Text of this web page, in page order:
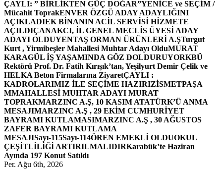
ÇAYLI: ” BİRLİKTEN GÜÇ DOĞAR”YENİCE ve SEÇİM /
Mücahit ToprakENVER ÖZGÜ ADAY ADAYLIĞINI
AÇIKLADIEK BİNANIN ACİL SERVİSİ HİZMETE
AÇILDIÇANAKCI, İL GENEL MECLİS ÜYESİ ADAY
ADAYI OLDUYENTAŞ ORMAN ÜRÜNLERİ A.ŞTurgut
Kurt , Yirmibeşler Mahallesi Muhtar Adayı OlduMURAT
KARAGÜL İŞ YAŞAMINDA GÖZ DOLDURUYORKBÜ
Rektörü Prof. Dr. Fatih Kırışık’tan, Yeşilyurt Demir Çelik ve
HELKA Beton Firmalarına ZiyaretÇAYLI :
KADROLARIMIZ İLE SEÇİME HAZIRIZİSMETPAŞA
MMAHALLESİ MUHTAR ADAYI MURAT
TOPRAKMARZINC A.Ş, 10 KASIM ATATÜRK’Ü ANMA
MESAJIMARZINC A.Ş , 29 EKİM CUMHURİYET
BAYRAMI KUTLAMASIMARZINC A.Ş , 30 AĞUSTOS
ZAFER BAYRAMI KUTLAMA
MESAJISayı-115Sayı-114ÖREN EMEKLİ OLDUOKUL
ÇEŞİTLİLİĞİ ARTIRILMALIDIRKarabük’te Haziran
Ayında 197 Konut Satıldı
Per. Ağu 6th, 2026